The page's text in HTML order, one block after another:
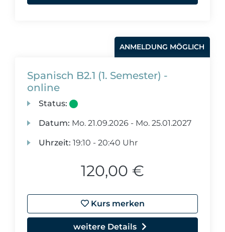
ANMELDUNG MÖGLICH
Spanisch B2.1 (1. Semester) -
online
Status:
Datum: Mo. 21.09.2026 - Mo. 25.01.2027
Uhrzeit: 19:10 - 20:40 Uhr
120,00 €
Kurs merken
weitere Details